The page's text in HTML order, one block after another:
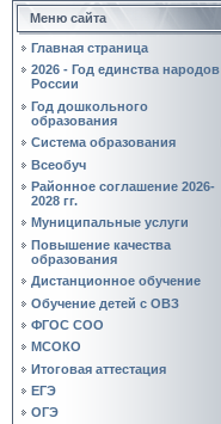
Меню сайта
Главная страница
2026 - Год единства народов
России
Год дошкольного
образования
Система образования
Всеобуч
Районное соглашение 2026-
2028 гг.
Муниципальные услуги
Повышение качества
образования
Дистанционное обучение
Обучение детей с ОВЗ
ФГОС СОО
МСОКО
Итоговая аттестация
ЕГЭ
ОГЭ